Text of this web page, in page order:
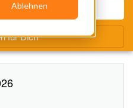
Ablehnen
für Dich